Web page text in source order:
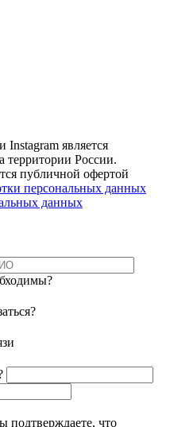
Instagram является
территории России.
публичной офертой
персональных данных
данных
что